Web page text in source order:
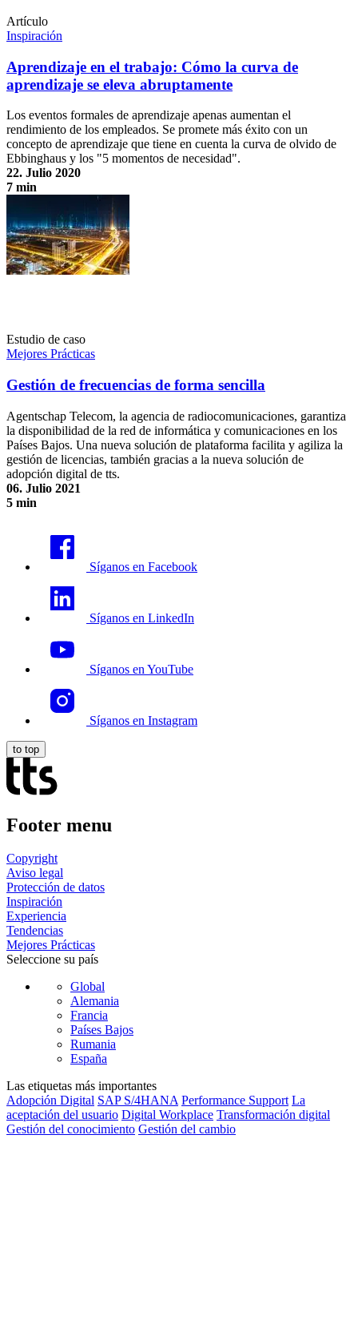
Artículo
Inspiración
Aprendizaje en el trabajo: Cómo la curva de
aprendizaje se eleva abruptamente
Los eventos formales de aprendizaje apenas aumentan el
rendimiento de los empleados. Se promete más éxito con un
concepto de aprendizaje que tiene en cuenta la curva de olvido de
Ebbinghaus y los "5 momentos de necesidad".
22. Julio 2020
7 min
Aprendizaje en el trabajo: Cómo la curva de aprendizaje se eleva
abruptamente
Estudio de caso
Mejores Prácticas
Gestión de frecuencias de forma sencilla
Agentschap Telecom, la agencia de radiocomunicaciones, garantiza
la disponibilidad de la red de informática y comunicaciones en los
Países Bajos. Una nueva solución de plataforma facilita y agiliza la
gestión de licencias, también gracias a la nueva solución de
adopción digital de tts.
06. Julio 2021
5 min
Síganos en Facebook
Síganos en LinkedIn
Síganos en YouTube
Síganos en Instagram
to top
Footer menu
Copyright
Aviso legal
Protección de datos
Inspiración
Experiencia
Tendencias
Mejores Prácticas
Seleccione su país
Global
Alemania
Francia
Países Bajos
Rumania
España
Las etiquetas más importantes
Adopción Digital SAP S/4HANA Performance Support La
aceptación del usuario Digital Workplace Transformación digital
Gestión del conocimiento Gestión del cambio